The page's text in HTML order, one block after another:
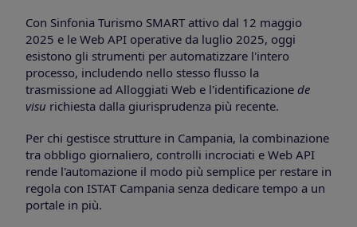
Con Sinfonia Turismo SMART attivo dal 12 maggio
2025 e le Web API operative da luglio 2025, oggi
esistono gli strumenti per automatizzare l'intero
processo, includendo nello stesso flusso la
trasmissione ad Alloggiati Web e l'identificazione de
visu richiesta dalla giurisprudenza più recente.
Per chi gestisce strutture in Campania, la combinazione
tra obbligo giornaliero, controlli incrociati e Web API
rende l'automazione il modo più semplice per restare in
regola con ISTAT Campania senza dedicare tempo a un
portale in più.